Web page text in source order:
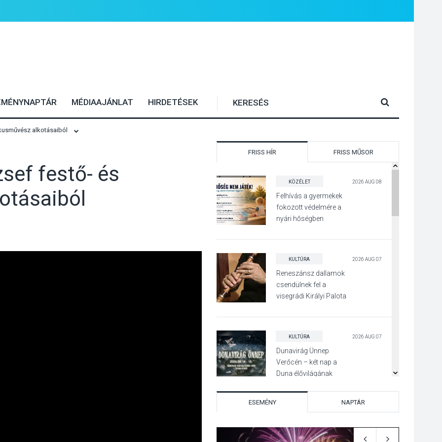
MÉDIAAJÁNLAT HIRDETÉSEK
alkotásaiból
festő- és
FRISS HÍR FRISS MŰSOR
KÖZÉLET 2026 AUG 08
Felhívás a gyermekek
fokozott védelmére a
nyári hőségben
KULTÚRA 2026 AUG 07
Reneszánsz dallamok
csendülnek fel a
visegrádi Királyi Palota
KULTÚRA 2026 AUG 07
Dunavirág Ünnep
Verőcén – két nap a
Duna élővilágának
TERMÉSZETI KÖRNYEZET
A napokban is nő a
talajközeli
ESEMÉNY NAPTÁR